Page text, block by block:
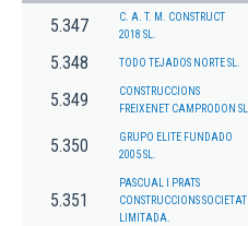
5.347
C. A. T. M. CONSTRUCT
2018 SL.
5.348 TODO TEJADOS NORTE SL.
5.349
CONSTRUCCIONS
FREIXENET CAMPRODON SL
5.350
GRUPO ELITE FUNDADO
2005 SL.
5.351
PASCUAL I PRATS
CONSTRUCCIONS SOCIETAT
LIMITADA.